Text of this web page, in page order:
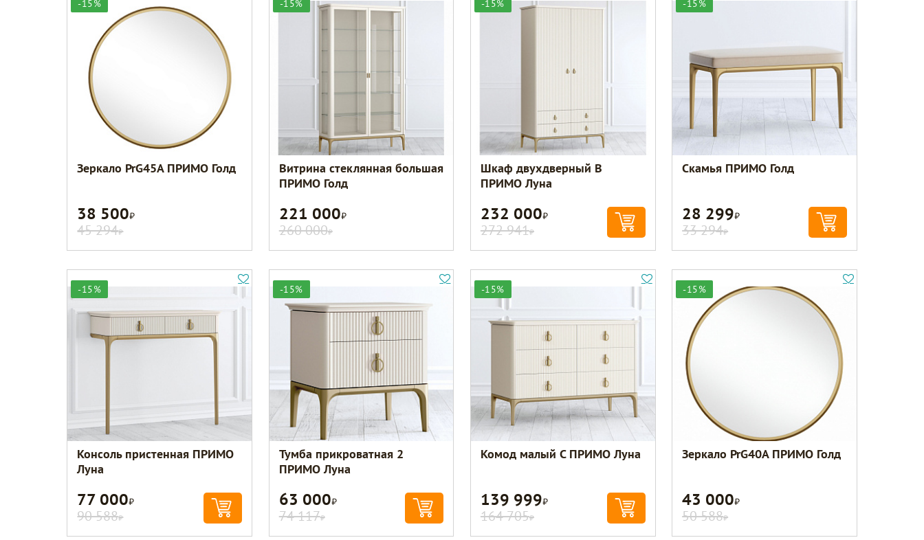
-15%
Зеркало PrG45A ПРИМО Голд
38 500Р
45 294Р
-15%
Витрина стеклянная большая
ПРИМО Голд
221 000Р
260 000Р
-15%
Шкаф двухдверный B
ПРИМО Луна
232 000Р
272 941Р
-15%
Скамья ПРИМО Голд
28 299Р
33 294Р
-15%
Консоль пристенная ПРИМО
Луна
77 000Р
90 588Р
-15%
Тумба прикроватная 2
ПРИМО Луна
63 000Р
74 117Р
-15%
Комод малый C ПРИМО Луна
139 999Р
164 705Р
-15%
Зеркало PrG40A ПРИМО Голд
43 000Р
50 588Р